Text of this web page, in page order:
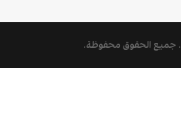
. جميع الحقوق محفوظة.